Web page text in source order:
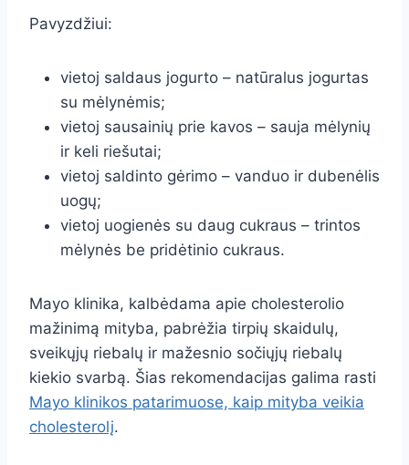
Pavyzdžiui:
vietoj saldaus jogurto – natūralus jogurtas
su mėlynėmis;
vietoj sausainių prie kavos – sauja mėlynių
ir keli riešutai;
vietoj saldinto gėrimo – vanduo ir dubenėlis
uogų;
vietoj uogienės su daug cukraus – trintos
mėlynės be pridėtinio cukraus.
Mayo klinika, kalbėdama apie cholesterolio
mažinimą mityba, pabrėžia tirpių skaidulų,
sveikųjų riebalų ir mažesnio sočiųjų riebalų
kiekio svarbą. Šias rekomendacijas galima rasti
Mayo klinikos patarimuose, kaip mityba veikia
cholesterolį.